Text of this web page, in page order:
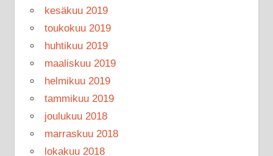
kesäkuu 2019
toukokuu 2019
huhtikuu 2019
maaliskuu 2019
helmikuu 2019
tammikuu 2019
joulukuu 2018
marraskuu 2018
lokakuu 2018